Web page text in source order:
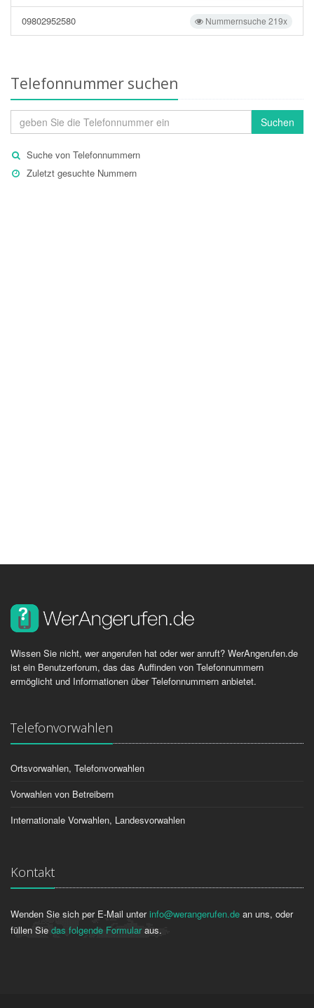
Nummernsuche 219x
09802952580
Telefonnummer suchen
Suchen
Suche von Telefonnummern
Zuletzt gesuchte Nummern
Wissen Sie nicht, wer angerufen hat oder wer anruft? WerAngerufen.de
ist ein Benutzerforum, das das Auffinden von Telefonnummern
ermöglicht und Informationen über Telefonnummern anbietet.
Telefonvorwahlen
Ortsvorwahlen, Telefonvorwahlen
Vorwahlen von Betreibern
Internationale Vorwahlen, Landesvorwahlen
Kontakt
Wenden Sie sich per E-Mail unterinfo@werangerufen.de an uns, oder
füllen Sie das folgende Formularaus.